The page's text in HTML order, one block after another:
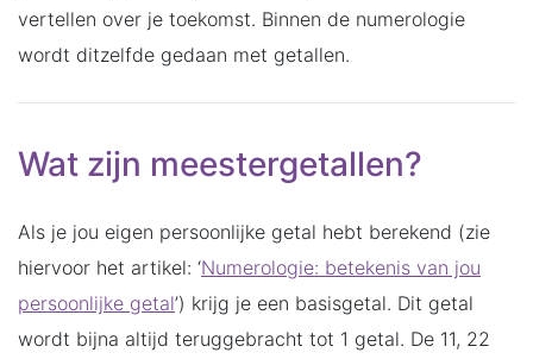
vertellen over je toekomst. Binnen de numerologie
wordt ditzelfde gedaan met getallen.
Wat zijn meestergetallen?
Als je jou eigen persoonlijke getal hebt berekend (zie
hiervoor het artikel: ‘Numerologie: betekenis van jou
persoonlijke getal’) krijg je een basisgetal. Dit getal
wordt bijna altijd teruggebracht tot 1 getal. De 11, 22